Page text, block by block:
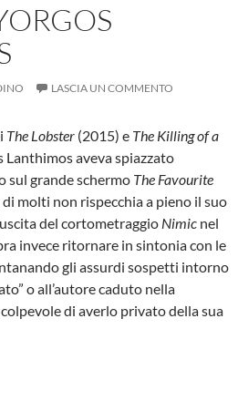
LASCIA UN COMMENTO
The Lobster (2015) e The Killing of a
Lanthimos aveva spiazzato
sul grande schermo The Favourite
molti non rispecchia a pieno il suo
del cortometraggio Nimic nel
invece ritornare in sintonia con le
gli assurdi sospetti intorno
o all’autore caduto nella
di averlo privato della sua
DI YORGOS LANTHIMOS